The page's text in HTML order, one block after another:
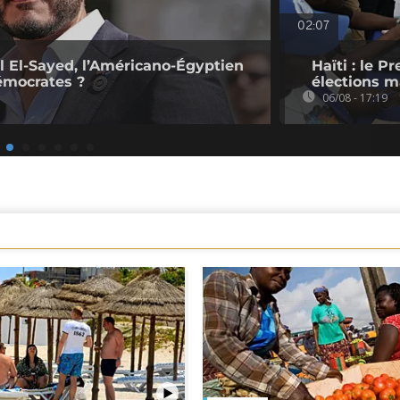
El-Sayed, l’Américano-Égyptien
?
02:07
Haïti : le
élections
06/08 - 17:19